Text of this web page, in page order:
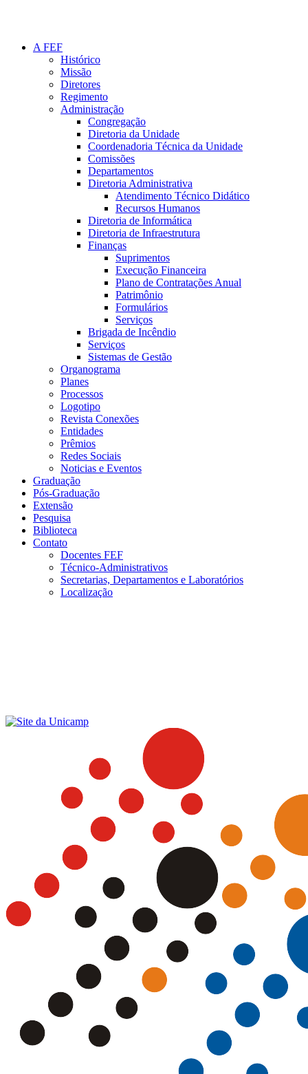
A FEF
Histórico
Missão
Diretores
Regimento
Administração
Congregação
Diretoria da Unidade
Coordenadoria Técnica da Unidade
Comissões
Departamentos
Diretoria Administrativa
Atendimento Técnico Didático
Recursos Humanos
Diretoria de Informática
Diretoria de Infraestrutura
Finanças
Suprimentos
Execução Financeira
Plano de Contratações Anual
Patrimônio
Formulários
Serviços
Brigada de Incêndio
Serviços
Sistemas de Gestão
Organograma
Planes
Processos
Logotipo
Revista Conexões
Entidades
Prêmios
Redes Sociais
Noticias e Eventos
Graduação
Pós-Graduação
Extensão
Pesquisa
Biblioteca
Contato
Docentes FEF
Técnico-Administrativos
Secretarias, Departamentos e Laboratórios
Localização